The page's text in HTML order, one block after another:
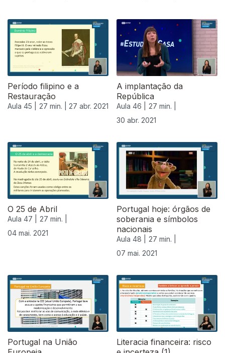
Período filipino e a
Restauração
Aula 45 | 27 min. | 27 abr. 2021
A implantação da
República
Aula 46 |
27 min. |
30 abr. 2021
O 25 de Abril
Aula 47 |
27 min. |
04 mai. 2021
Portugal hoje: órgãos de
soberania e símbolos
nacionais
Aula 48 |
27 min. |
07 mai. 2021
542336
Portugal na União
Literacia financeira: risco